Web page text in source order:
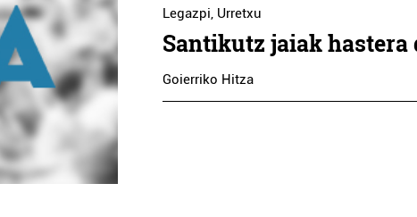
Legazpi, Urretxu
Santikutz jaiak hastera
Goierriko Hitza